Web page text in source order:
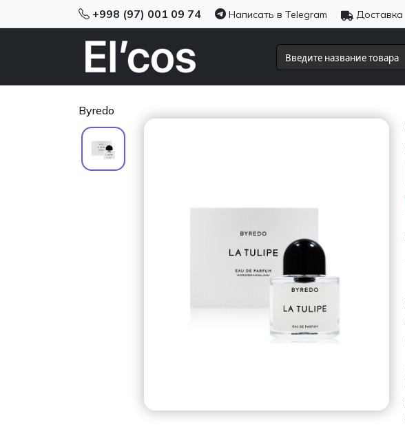
+998 (97) 001 09 74 Написать в Telegram Доставка
Byredo